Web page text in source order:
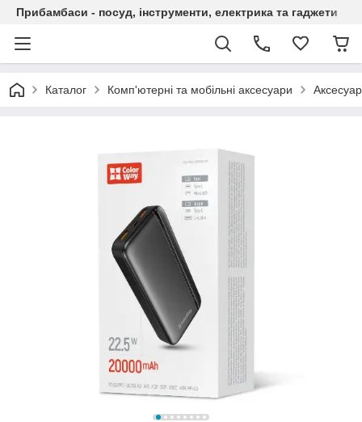
Прибамбаси - посуд, інструменти, електрика та гаджети
Каталог Комп'ютерні та мобільні аксесуари